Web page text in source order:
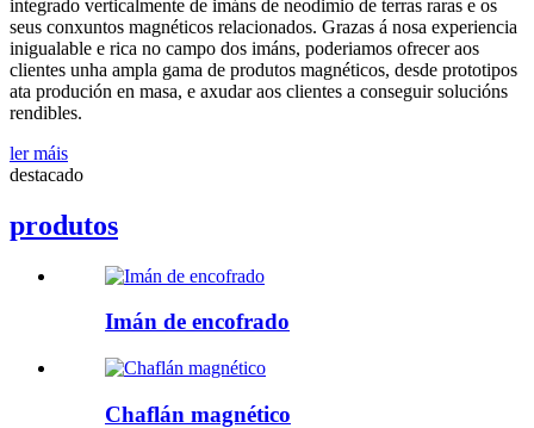
integrado verticalmente de imáns de neodimio de terras raras e os
seus conxuntos magnéticos relacionados. Grazas á nosa experiencia
inigualable e rica no campo dos imáns, poderiamos ofrecer aos
clientes unha ampla gama de produtos magnéticos, desde prototipos
ata produción en masa, e axudar aos clientes a conseguir solucións
rendibles.
ler máis
destacado
produtos
Imán de encofrado
Chaflán magnético